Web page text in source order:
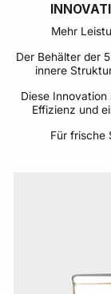
Mehr
Der Behälter der
innere
Diese
Effizienz und
Für frische